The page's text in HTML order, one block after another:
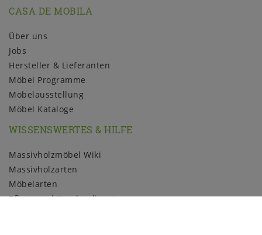
CASA DE MOBILA
Über uns
Jobs
Hersteller & Lieferanten
Möbel Programme
Möbelausstellung
Möbel Kataloge
WISSENSWERTES & HILFE
Massivholzmöbel Wiki
Massivholzarten
Möbelarten
Pflege und Kundendienst